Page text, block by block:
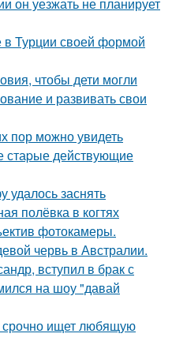
в Турции своей формой
чтобы дети могли
и развивать свои
пор можно увидеть
стаpые действующие
удалось заснять
полёвка в когтях
фотокамеры.
червь в Австралии.
вступил в брак с
на шоу "давай
срочно ищет любящую